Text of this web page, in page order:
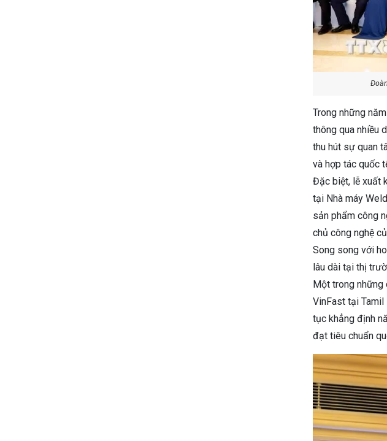
Trong những
thông qua nhiều
thu hút sự quan
và hợp tác quốc
Đặc biệt, lễ xuất
tại Nhà máy
sản phẩm công
chủ công nghệ
Song song với
lâu dài tại thị
Một trong
VinFast tại Tamil
tục khẳng định
đạt tiêu chuẩn